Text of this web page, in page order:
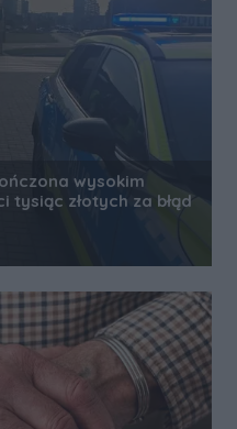
wysokim
tysiąc złotych za błąd